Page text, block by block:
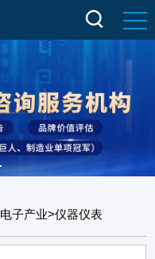
电子产业>仪器仪表